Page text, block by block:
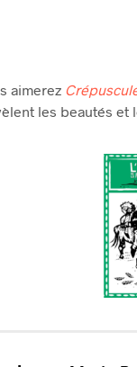
aimerez
les beautés